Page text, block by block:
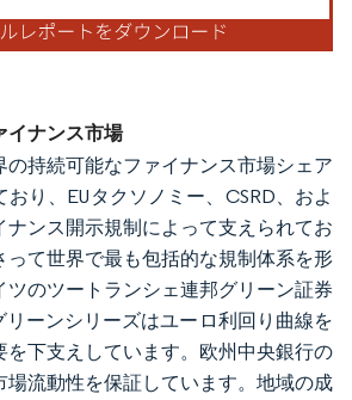
イナンス市場
の持続可能なファイナンス市場シェア
おり、EUタクソノミー、CSRD、およ
ナンス開示規制によって支えられてお
って世界で最も包括的な規制体系を形
ツのツートランシェ連邦グリーン証券
リーンシリーズはユーロ利回り曲線を
を下支えしています。欧州中央銀行の
場流動性を保証しています。地域の成